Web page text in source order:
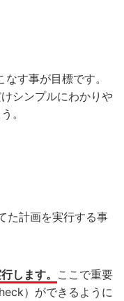
す事が目標です。
シンプルにわかりや
。
た計画を実行する事
します。 ここで重要
）ができるように